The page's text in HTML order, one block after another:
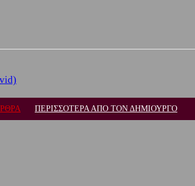
ΠΕΡΙΣΣΟΤΕΡΑ ΑΠΟ ΤΟΝ ΔΗΜΙΟΥΡΓΟ